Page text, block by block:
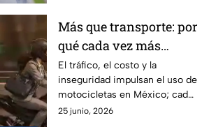
Más que transporte: por
qué cada vez más
personas eligen la
motocicleta en México
El tráfico, el costo y la
inseguridad impulsan el uso de
motocicletas en México; cada
vez más personas las eligen
25 junio, 2026